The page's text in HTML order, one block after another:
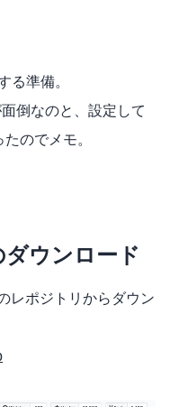
る準備。
倒なのと、設定して
のでメモ。
ウンロード
レポジトリからダウン